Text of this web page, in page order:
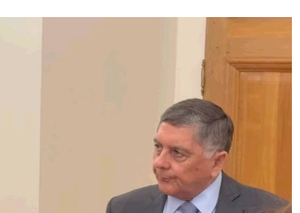
Noticias
Reportajes
Columnas
Música Clásica
Especiales